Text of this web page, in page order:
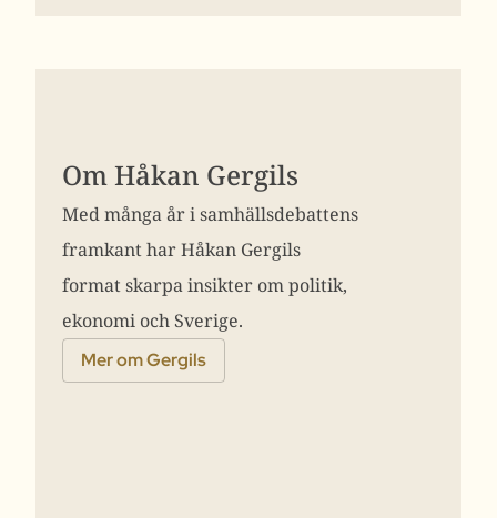
Om Håkan Gergils
Med många år i samhällsdebattens
framkant har Håkan Gergils
format skarpa insikter om politik,
ekonomi och Sverige.
Mer om Gergils